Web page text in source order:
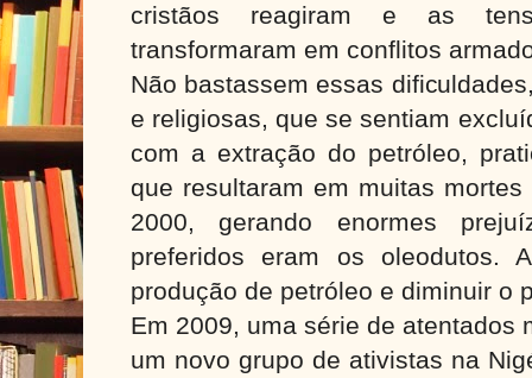
cristãos reagiram e as
transformaram em conflitos
Não bastassem essas
e religiosas, que se sentiam
com a extração do petróleo,
que resultaram em muitas
2000, gerando enormes
preferidos eram os oleodutos.
produção de petróleo e diminuir o
Em 2009, uma série de atentados
um novo grupo de ativistas na